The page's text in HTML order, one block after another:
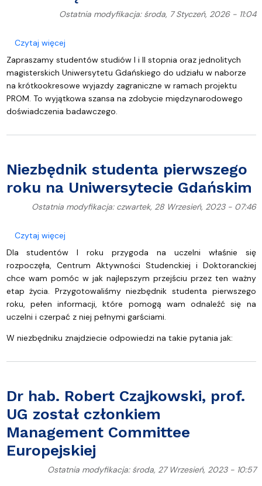
Ostatnia modyfikacja: środa, 7 Styczeń, 2026 - 11:04
Czytaj więcejo Ruszył nabór do Projektu PROM – wyjedź na
Zapraszamy studentów studiów I i II stopnia oraz jednolitych
magisterskich Uniwersytetu Gdańskiego do udziału w naborze
na krótkookresowe wyjazdy zagraniczne w ramach projektu
PROM. To wyjątkowa szansa na zdobycie międzynarodowego
doświadczenia badawczego.
Niezbędnik studenta pierwszego
roku na Uniwersytecie Gdańskim
Ostatnia modyfikacja: czwartek, 28 Wrzesień, 2023 - 07:46
Czytaj więcejo Niezbędnik studenta pierwszego roku na
Dla studentów I roku przygoda na uczelni właśnie się
rozpoczęła, Centrum Aktywności Studenckiej i Doktoranckiej
chce wam pomóc w jak najlepszym przejściu przez ten ważny
etap życia. Przygotowaliśmy niezbędnik studenta pierwszego
roku, pełen informacji, które pomogą wam odnaleźć się na
uczelni i czerpać z niej pełnymi garściami.
W niezbędniku znajdziecie odpowiedzi na takie pytania jak:
Dr hab. Robert Czajkowski, prof.
UG został członkiem
Management Committee
Europejskiej
Ostatnia modyfikacja: środa, 27 Wrzesień, 2023 - 10:57